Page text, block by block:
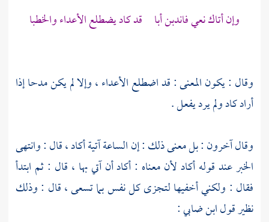
وإن أتاك نعي فاندبن أبا قد كاد يضطلع الأعداء والخطبا
وقال : يكون المعنى : قد اضطلع الأعداء ، وإلا لم يكن مدحا إذا
أراد كاد ولم يرد يفعل .
وقال آخرون : بل معنى ذلك : إن الساعة آتية أكاد ، قال : وانتهى
الخبر عند قوله أكاد لأن معناه : أكاد أن آتي بها ، قال : ثم ابتدأ
فقال : ولكني أخفيها لتجزى كل نفس بما تسعى ، قال : وذلك
نظير قولابن ضابي: